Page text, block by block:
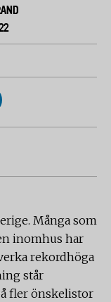
Många som
inomhus har
rekordhöga
står
fler önskelistor